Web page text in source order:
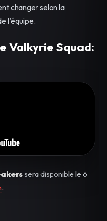
changer selon la
l’équipe.
Valkyrie Squad:
sera disponible le 6
.